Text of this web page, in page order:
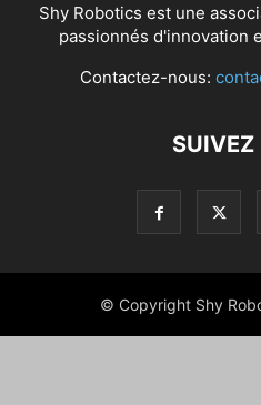
Shy Robotics est une
passionnés d'innovation
Contactez-nous:
SUIVEZ
© Copyright Shy